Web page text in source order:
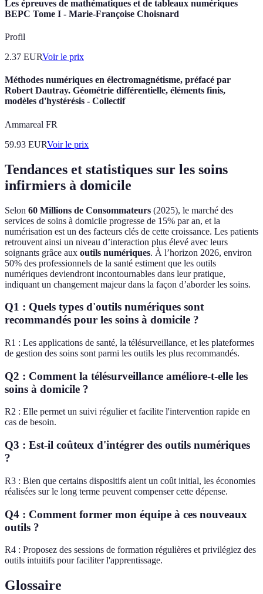
Les épreuves de mathématiques et de tableaux numériques
BEPC Tome I - Marie-Françoise Choisnard
Profil
2.37 EURVoir le prix
Méthodes numériques en électromagnétisme, préfacé par
Robert Dautray. Géométrie différentielle, éléments finis,
modèles d'hystérésis - Collectif
Ammareal FR
59.93 EURVoir le prix
Tendances et statistiques sur les soins
infirmiers à domicile
Selon 60 Millions de Consommateurs (2025), le marché des
services de soins à domicile progresse de 15% par an, et la
numérisation est un des facteurs clés de cette croissance. Les patients
retrouvent ainsi un niveau d’interaction plus élevé avec leurs
soignants grâce aux outils numériques. À l’horizon 2026, environ
50% des professionnels de la santé estiment que les outils
numériques deviendront incontournables dans leur pratique,
indiquant un changement majeur dans la façon d’aborder les soins.
Q1 : Quels types d'outils numériques sont
recommandés pour les soins à domicile ?
R1 : Les applications de santé, la télésurveillance, et les plateformes
de gestion des soins sont parmi les outils les plus recommandés.
Q2 : Comment la télésurveillance améliore-t-elle les
soins à domicile ?
R2 : Elle permet un suivi régulier et facilite l'intervention rapide en
cas de besoin.
Q3 : Est-il coûteux d'intégrer des outils numériques
?
R3 : Bien que certains dispositifs aient un coût initial, les économies
réalisées sur le long terme peuvent compenser cette dépense.
Q4 : Comment former mon équipe à ces nouveaux
outils ?
R4 : Proposez des sessions de formation régulières et privilégiez des
outils intuitifs pour faciliter l'apprentissage.
Glossaire